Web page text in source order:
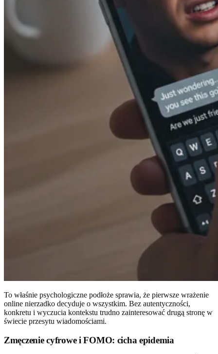
To właśnie psychologiczne podłoże sprawia, że pierwsze wrażenie
online nierzadko decyduje o wszystkim. Bez autentyczności,
konkretu i wyczucia kontekstu trudno zainteresować drugą stronę w
świecie przesytu wiadomościami.
Zmęczenie cyfrowe i FOMO: cicha epidemia